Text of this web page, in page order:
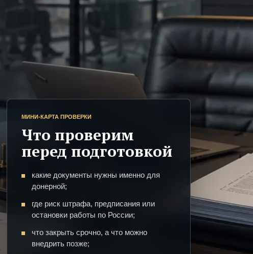
МИНИ-КАРТА ПРОВЕРКИ
Что проверим
перед подготовкой
какие документы нужны именно для
донерной;
где риск штрафа, предписания или
остановки работы по России;
что закрыть срочно, а что можно
внедрить позже;